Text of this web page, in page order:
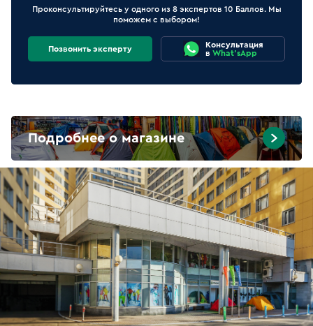
Проконсультируйтесь у одного из 8 экспертов 10 Баллов. Мы
поможем с выбором!
Позвонить эксперту
Консультация
в What'sApp
Подробнее о магазине